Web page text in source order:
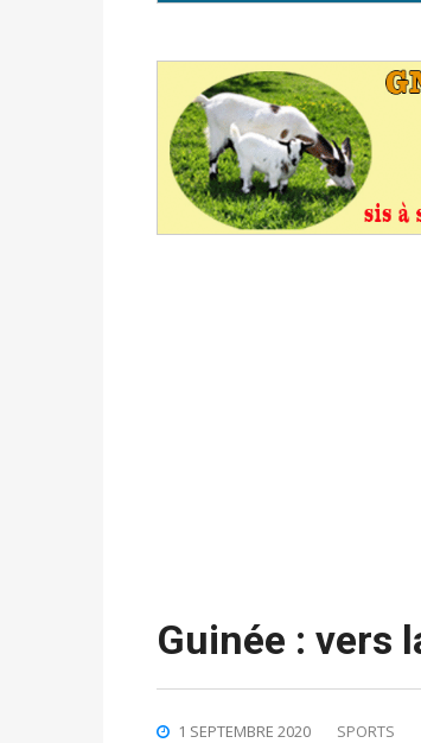
statistiques des
Politique-Suite de la
ce 03 juin à 14h
Politique-Suite de la
Guinée : vers
1 SEPTEMBRE 2020 SPORTS